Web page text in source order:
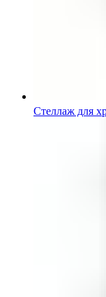
Стеллаж для